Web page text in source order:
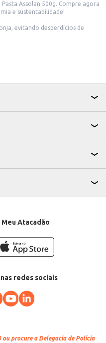
Assolan 500g. Compre agora
e sustentabilidade!
evitando desperdícios de
Atacadão
redes sociais
ou procure a Delegacia de Polícia